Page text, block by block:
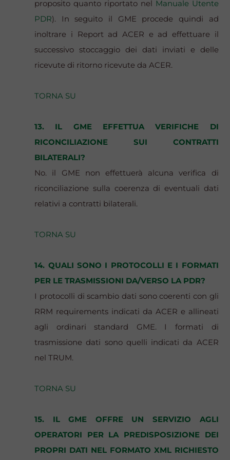
proposito quanto riportato nel Manuale Utente
PDR). In seguito il GME procede quindi ad
inoltrare i Report ad ACER e ad effettuare il
successivo stoccaggio dei dati inviati e delle
ricevute di ritorno ricevute da ACER.
TORNA SU
13. IL GME EFFETTUA VERIFICHE DI
RICONCILIAZIONE SUI CONTRATTI
BILATERALI?
No. il GME non effettuerà alcuna verifica di
riconciliazione sulla coerenza di eventuali dati
relativi a contratti bilaterali.
TORNA SU
14. QUALI SONO I PROTOCOLLI E I FORMATI
PER LE TRASMISSIONI DA/VERSO LA PDR?
I protocolli di scambio dati sono coerenti con gli
RRM requirements indicati da ACER e allineati
agli ordinari standard GME. I formati di
trasmissione dati sono quelli indicati da ACER
nel TRUM.
TORNA SU
15. IL GME OFFRE UN SERVIZIO AGLI
OPERATORI PER LA PREDISPOSIZIONE DEI
PROPRI DATI NEL FORMATO XML RICHIESTO